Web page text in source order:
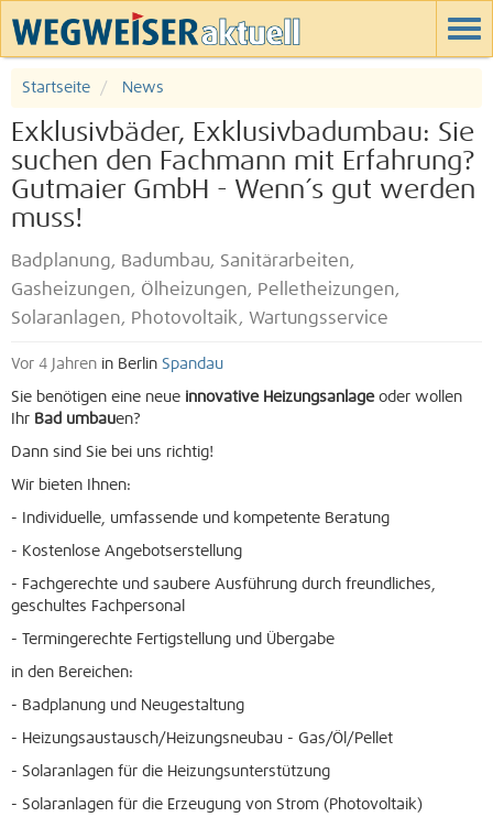
Startseite News
Exklusivbäder, Exklusivbadumbau: Sie
suchen den Fachmann mit Erfahrung?
Gutmaier GmbH - Wenn´s gut werden
muss!
Badplanung, Badumbau, Sanitärarbeiten,
Gasheizungen, Ölheizungen, Pelletheizungen,
Solaranlagen, Photovoltaik, Wartungsservice
Vor 4 Jahren in Berlin Spandau
Sie benötigen eine neue innovative Heizungsanlageoder wollen
Ihr Bad umbauen?
Dann sind Sie bei uns richtig!
Wir bieten Ihnen:
- Individuelle, umfassende und kompetente Beratung
- Kostenlose Angebotserstellung
- Fachgerechte und saubere Ausführung durch freundliches,
geschultes Fachpersonal
- Termingerechte Fertigstellung und Übergabe
in den Bereichen:
- Badplanung und Neugestaltung
- Heizungsaustausch/Heizungsneubau - Gas/Öl/Pellet
- Solaranlagen für die Heizungsunterstützung
- Solaranlagen für die Erzeugung von Strom (Photovoltaik)